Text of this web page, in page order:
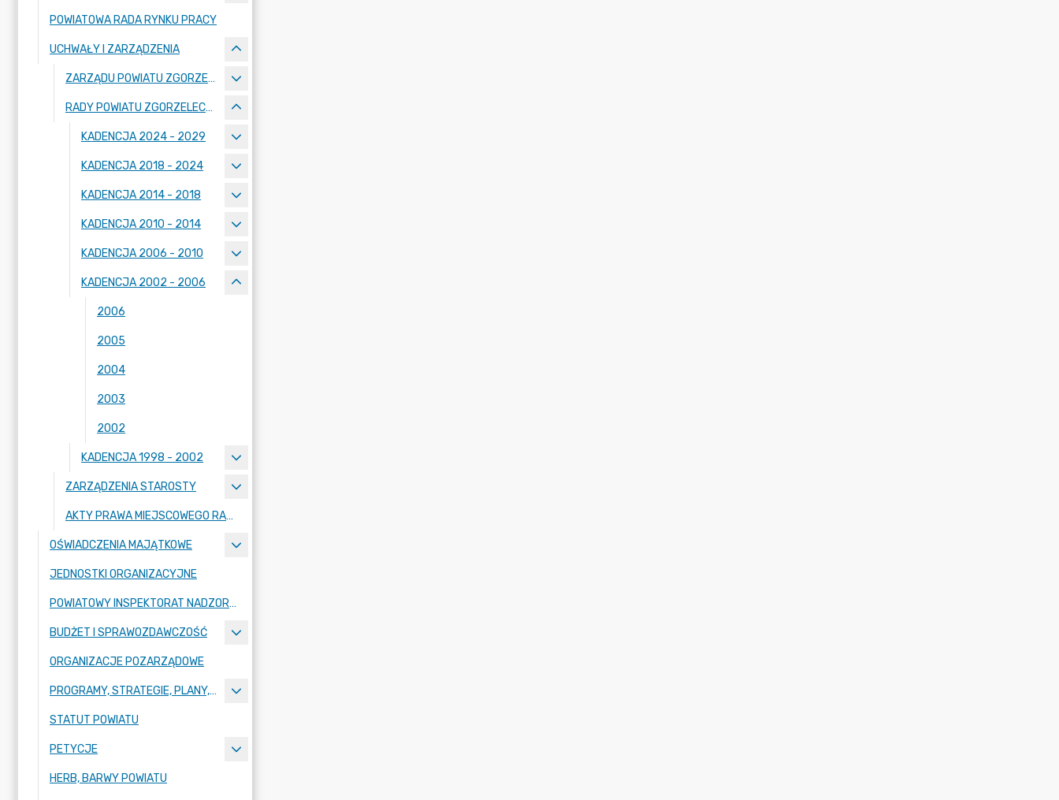
POWIATOWA RADA RYNKU PRACY
UCHWAŁY I ZARZĄDZENIA
ZARZĄDU POWIATU ZGORZELECKIEGO
RADY POWIATU ZGORZELECKIEGO
KADENCJA 2024 - 2029
KADENCJA 2018 - 2024
KADENCJA 2014 - 2018
KADENCJA 2010 - 2014
KADENCJA 2006 - 2010
KADENCJA 2002 - 2006
2006
2005
2004
2003
2002
KADENCJA 1998 - 2002
ZARZĄDZENIA STAROSTY
AKTY PRAWA MIEJSCOWEGO RADY POWIATU ZGORZELECKIEGO
OŚWIADCZENIA MAJĄTKOWE
JEDNOSTKI ORGANIZACYJNE
POWIATOWY INSPEKTORAT NADZORU BUDOWLANEGO
BUDŻET I SPRAWOZDAWCZOŚĆ
ORGANIZACJE POZARZĄDOWE
PROGRAMY, STRATEGIE, PLANY, RAPORTY
STATUT POWIATU
PETYCJE
HERB, BARWY POWIATU